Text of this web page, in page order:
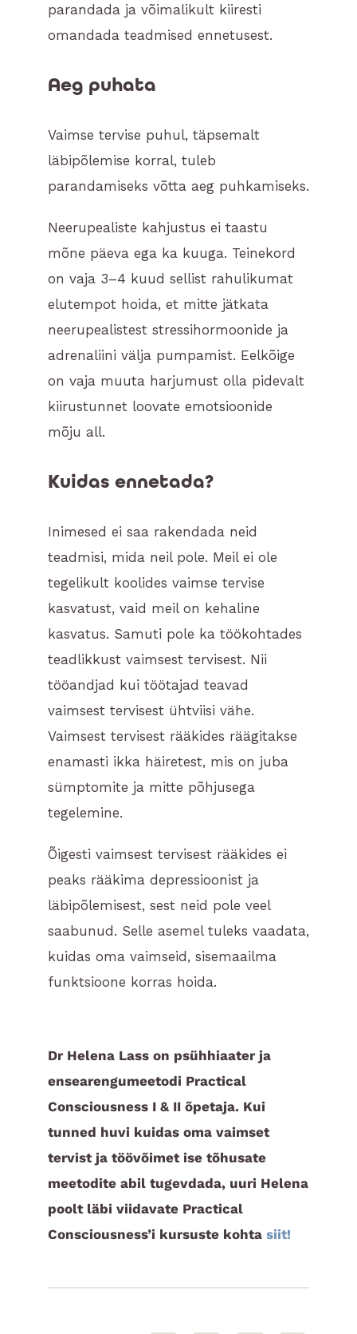
parandada ja võimalikult kiiresti
omandada teadmised ennetusest.
Aeg puhata
Vaimse tervise puhul, täpsemalt
läbipõlemise korral, tuleb
parandamiseks võtta aeg puhkamiseks.
Neerupealiste kahjustus ei taastu
mõne päeva ega ka kuuga. Teinekord
on vaja 3–4 kuud sellist rahulikumat
elutempot hoida, et mitte jätkata
neerupealistest stressihormoonide ja
adrenaliini välja pumpamist. Eelkõige
on vaja muuta harjumust olla pidevalt
kiirustunnet loovate emotsioonide
mõju all.
Kuidas ennetada?
Inimesed ei saa rakendada neid
teadmisi, mida neil pole. Meil ei ole
tegelikult koolides vaimse tervise
kasvatust, vaid meil on kehaline
kasvatus. Samuti pole ka töökohtades
teadlikkust vaimsest tervisest. Nii
tööandjad kui töötajad teavad
vaimsest tervisest ühtviisi vähe.
Vaimsest tervisest rääkides räägitakse
enamasti ikka häiretest, mis on juba
sümptomite ja mitte põhjusega
tegelemine.
Õigesti vaimsest tervisest rääkides ei
peaks rääkima depressioonist ja
läbipõlemisest, sest neid pole veel
saabunud. Selle asemel tuleks vaadata,
kuidas oma vaimseid, sisemaailma
funktsioone korras hoida.
Dr Helena Lass on psühhiaater ja
ensearengumeetodi Practical
Consciousness I & II õpetaja. Kui
tunned huvi kuidas oma vaimset
tervist ja töövõimet ise tõhusate
meetodite abil tugevdada, uuri Helena
poolt läbi viidavate Practical
Consciousness’i kursuste kohta siit!